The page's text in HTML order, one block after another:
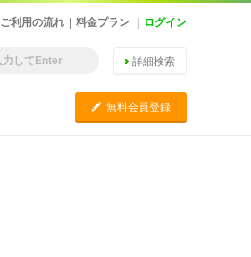
ご利用の流れ 料金プラン ログイン
詳細検索
C 無料会員登録